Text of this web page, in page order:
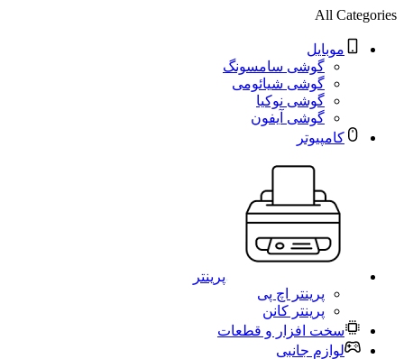
All Categories
موبایل
گوشی سامسونگ
گوشی شیائومی
گوشی نوکیا
گوشی آیفون
کامپیوتر
پرینتر
پرینتر اچ پی
پرینتر کانن
سخت افزار و قطعات
لوازم جانبی